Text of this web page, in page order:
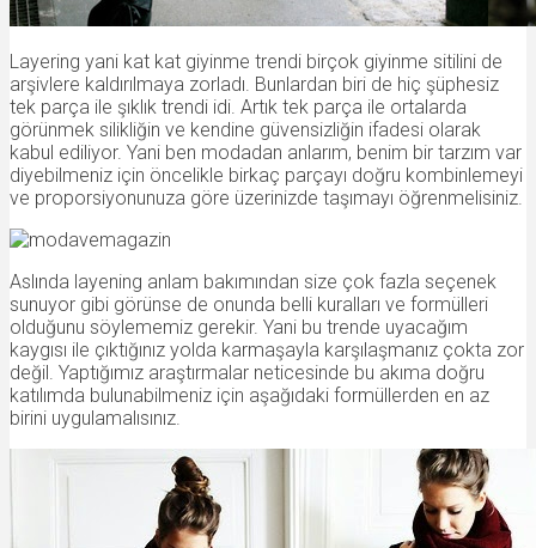
Layering yani kat kat giyinme trendi birçok giyinme sitilini de
arşivlere kaldırılmaya zorladı. Bunlardan biri de hiç şüphesiz
tek parça ile şıklık trendi idi. Artık tek parça ile ortalarda
görünmek silikliğin ve kendine güvensizliğin ifadesi olarak
kabul ediliyor. Yani ben modadan anlarım, benim bir tarzım var
diyebilmeniz için öncelikle birkaç parçayı doğru kombinlemeyi
ve proporsiyonunuza göre üzerinizde taşımayı öğrenmelisiniz.
Aslında layening anlam bakımından size çok fazla seçenek
sunuyor gibi görünse de onunda belli kuralları ve formülleri
olduğunu söylememiz gerekir. Yani bu trende uyacağım
kaygısı ile çıktığınız yolda karmaşayla karşılaşmanız çokta zor
değil. Yaptığımız araştırmalar neticesinde bu akıma doğru
katılımda bulunabilmeniz için aşağıdaki formüllerden en az
birini uygulamalısınız.